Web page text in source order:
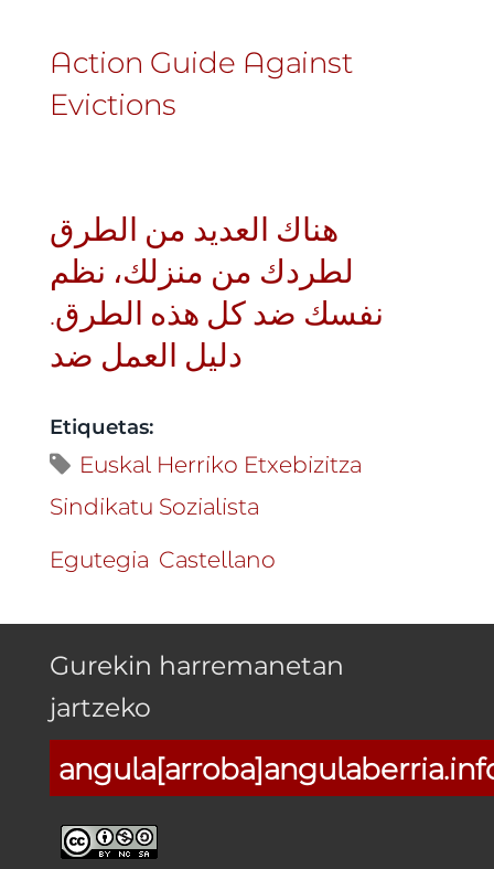
Action Guide Against
Evictions
هناك العديد من الطرق
لطردك من منزلك، نظم
نفسك ضد كل هذه الطرق.
دليل العمل ضد
Etiquetas:
Euskal Herriko Etxebizitza
Sindikatu Sozialista
Egutegia Castellano
Gurekin harremanetan
jartzeko